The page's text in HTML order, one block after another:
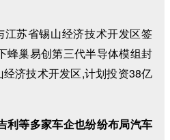
苏省锡山经济技术开发区签
蜂巢易创第三代半导体模组封
济技术开发区,计划投资38亿
利等多家车企也纷纷布局汽车